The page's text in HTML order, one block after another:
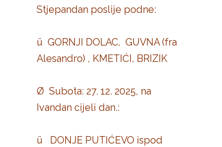
Stjepandan poslije podne:
ü GORNJI DOLAC, GUVNA (fra
Alesandro) , KMETIĆI, BRIZIK
Ø Subota: 27. 12. 2025, na
Ivandan cijeli dan.:
ü DONJE PUTIĆEVO ispod